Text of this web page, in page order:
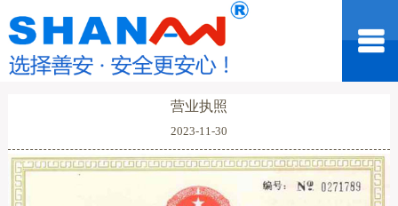
营业执照
2023-11-30